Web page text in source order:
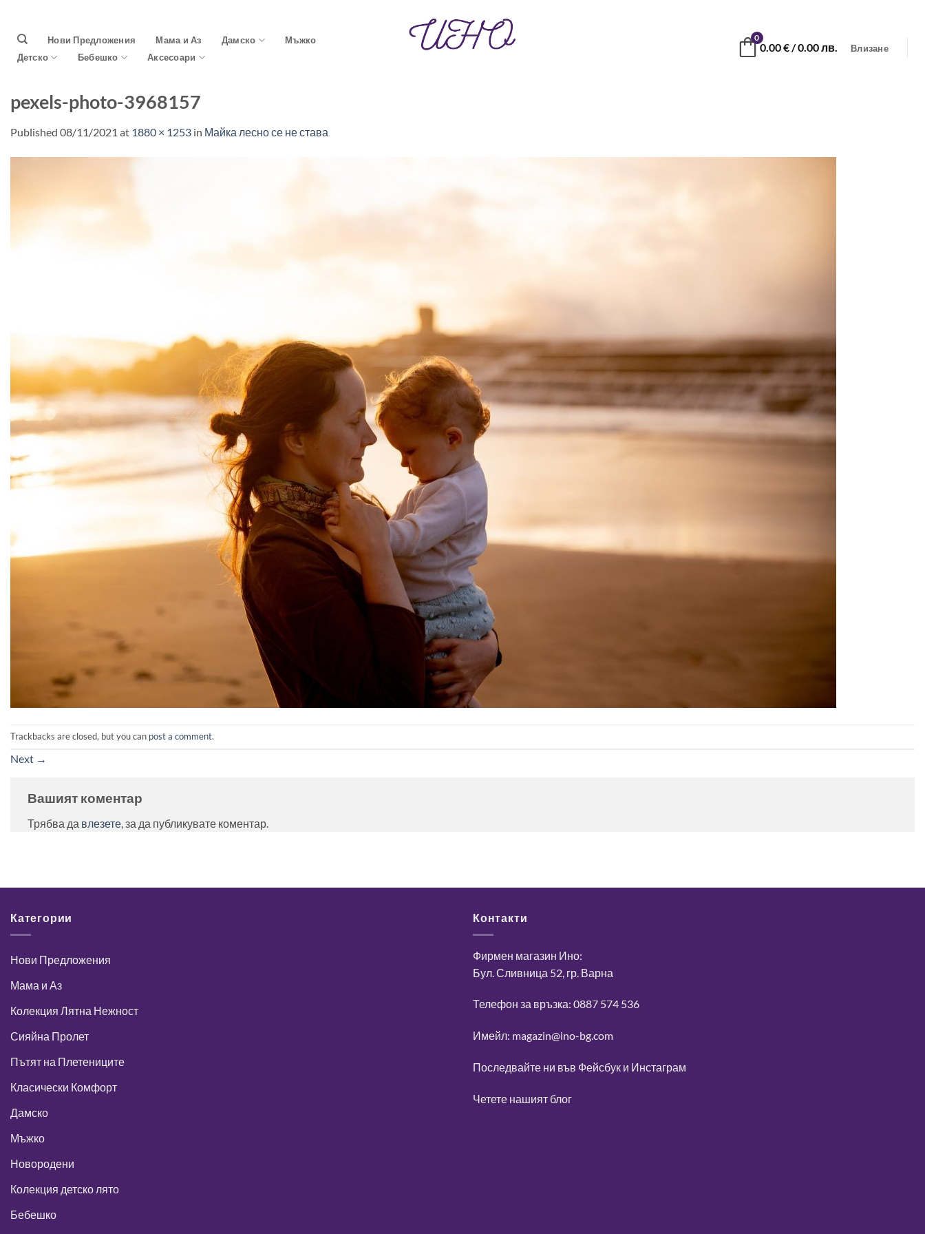
content
Нови Предложения Мама и Аз Дамско
Мъжко
Детско
Бебешко Аксесоари
0
0.00€/ 0.00 лв. Влизане
pexels-photo-3968157
Published 08/11/2021 at 1880 × 1253 in Майка лесно се не става
Trackbacks are closed, but you can post a comment.
Next →
Вашият коментар
Трябва да влезете, за да публикувате коментар.
Категории
Нови Предложения
Мама и Аз
Колекция Лятна Нежност
Сияйна Пролет
Пътят на Плетениците
Класически Комфорт
Дамско
Мъжко
Новородени
Колекция детско лято
Бебешко
Контакти
Фирмен магазин Ино:
Бул. Сливница 52, гр. Варна
Телефон за връзка: 0887 574 536
Имейл: magazin@ino-bg.com
Последвайте ни във Фейсбук и Инстаграм
Четете нашият блог